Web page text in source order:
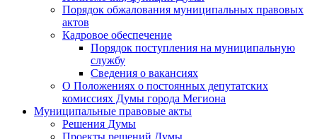
Порядок обжалования муниципальных правовых
актов
Кадровое обеспечение
Порядок поступления на муниципальную
службу
Сведения о вакансиях
О Положениях о постоянных депутатских
комиссиях Думы города Мегиона
Муниципальные правовые акты
Решения Думы